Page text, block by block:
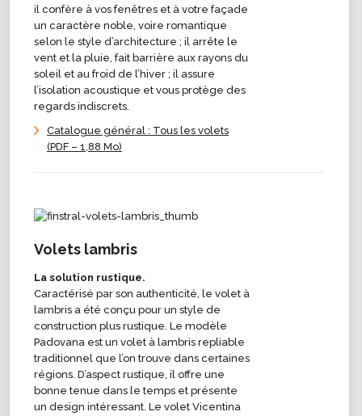
il confère à vos fenêtres et à votre façade
un caractère noble, voire romantique
selon le style d’architecture ; il arrête le
vent et la pluie, fait barrière aux rayons du
soleil et au froid de l’hiver ; il assure
l’isolation acoustique et vous protège des
regards indiscrets.
Catalogue général : Tous les volets
(PDF – 1,88 Mo)
Volets lambris
La solution rustique.
Caractérisé par son authenticité, le volet à
lambris a été conçu pour un style de
construction plus rustique. Le modèle
Padovana est un volet à lambris repliable
traditionnel que l’on trouve dans certaines
régions. D’aspect rustique, il offre une
bonne tenue dans le temps et présente
un design intéressant. Le volet Vicentina